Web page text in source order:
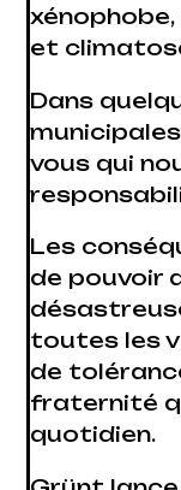
et
Dans
vous qui
Les
de pouvoir
toutes les
de
fraternité
quotidien.